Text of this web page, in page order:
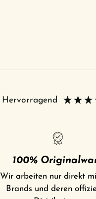
Hervorragend
100%
Wir arbeiten nur direkt
Brands und deren